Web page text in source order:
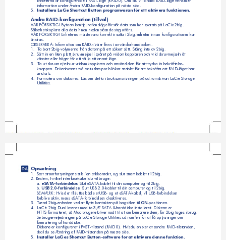
information under Ändra RAID-konfiguration på nästa sida.
5.
Installera LaCie Shortcut Button programvaran för att aktivera funktionen.
Ändra RAID-konfiguration (tillval)
VAR FÖRSIKTIG! Byte av konfigurationsläge förstör data som har sparats på LaCie 2big.
Säkerhetskopiera alla data innan nedanstående steg utförs.
VAR FÖRSIKTIG! Enheterna måste vara korrekt insatta i 2big-enheten innan konfigurationen kan
ändras.
OBSERVERA: Information om RAID-nivåer finns i användarhandboken.
1.
Ta bort 2big-volymerna från datorn på ett säkert sätt. Stäng inte av 2big.
2. Sätt in en liten platt skruvmejsel i spåret på vridomkopplaren och vrid skruvmejseln åt
vänster eller höger för att välja ett annat läge.
3.
Ta ut skruvmejseln ur vridomkopplaren och använd den för att trycka in bekräftelse-
knappen. Drivenhetens två statuslampor blinkar snabbt för att bekräfta att RAID-läget har
ändrats.
4. Formatera om diskarna. Läs om detta i bruksansvisningen på cd-romskivan LaCie Storage
Utilities.
DA Opsætning
1. Sæt strømforsyningens stik i en stikkontakt, og slut strømkablet til 2big.
2. Bestem, hvilket interfacekabel du vil bruge:
a. eSATA-forbindelse: Slut eSATA-kablet til din computer og til 2big.
b. USB 2.0-forbindelse: Slut USB 2.0-kablet til din computer og til 2big.
BEMÆRK: Hvis der tilsluttes både et USB- og et eSATA-kabel, vil USB-forbindelsen
forblive aktiv, mens eSATA-forbindelsen deaktiveres.
3. Tænd 2big-enheden ved at flytte kontakten på bagsiden til ON-positionen.
4.
LaCie 2big Dual leveres med to 3,5" SATA II-harddiske installeret. Diskene er
NTFS-formateret, så Mac-brugere bliver nødt til at omformatere dem, før 2big tages i brug.
Se brugervejledningen på LaCie Storage Utilities-cd-rom’en for at få oplysninger om
formatering af harddiske.
Diskene er konfigureret i FAST-tilstand (RAID 0). Hvis du ønsker at ændre RAID-tilstanden,
skal du se Ændring af RAID-tilstanden på næste side.
5.
Installer LaCies Shortcut Button-software for at aktivere denne funktion.